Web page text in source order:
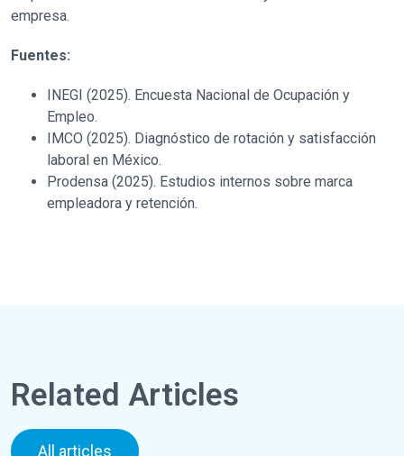
empresa.
Fuentes:
INEGI (2025). Encuesta Nacional de Ocupación y
Empleo.
IMCO (2025). Diagnóstico de rotación y satisfacción
laboral en México.
Prodensa (2025). Estudios internos sobre marca
empleadora y retención.
Related Articles
All articles